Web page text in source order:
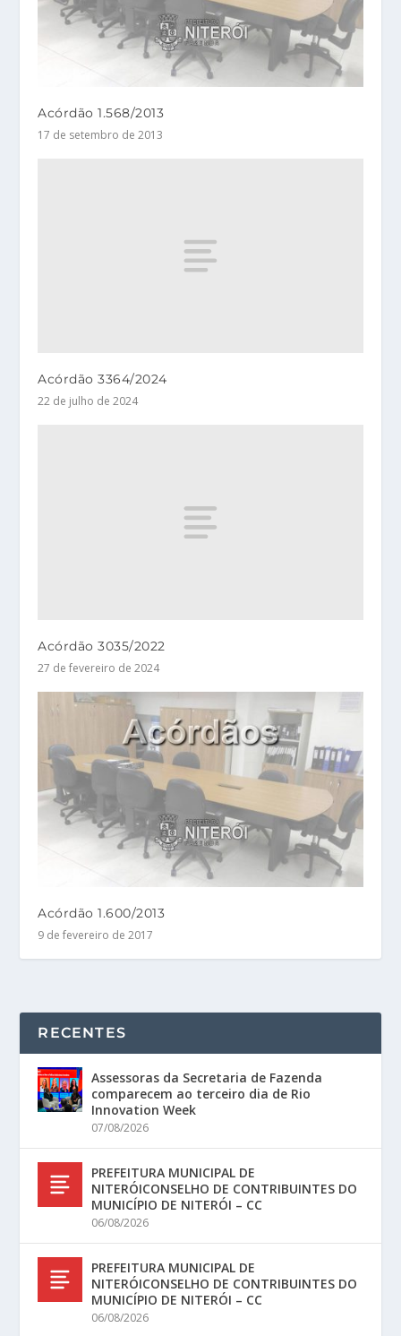
Acórdão 1.568/2013
17 de setembro de 2013
Acórdão 3364/2024
22 de julho de 2024
Acórdão 3035/2022
27 de fevereiro de 2024
Acórdão 1.600/2013
9 de fevereiro de 2017
RECENTES
Assessoras da Secretaria de Fazenda
comparecem ao terceiro dia de Rio
Innovation Week
07/08/2026
PREFEITURA MUNICIPAL DE
NITERÓICONSELHO DE CONTRIBUINTES DO
MUNICÍPIO DE NITERÓI – CC
06/08/2026
PREFEITURA MUNICIPAL DE
NITERÓICONSELHO DE CONTRIBUINTES DO
MUNICÍPIO DE NITERÓI – CC
06/08/2026